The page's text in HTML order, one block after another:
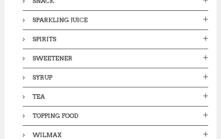
SPARKLING JUICE
SPIRITS
SWEETENER
SYRUP
TEA
TOPPING FOOD
WILMAX